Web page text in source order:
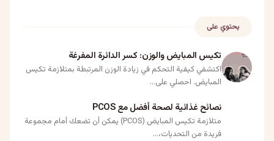
يحتوي على
تكيس المبايض والوزن: كسر الدائرة المفرغة
اكتشفي كيفية التحكم في زيادة الوزن المرتبطة بمتلازمة تكيس
المبايض. احصلي على...
نصائح غذائية لصحة أفضل مع PCOS
متلازمة تكيس المبايض (PCOS) يمكن أن تضعك أمام مجموعة
فريدة من التحديات،...